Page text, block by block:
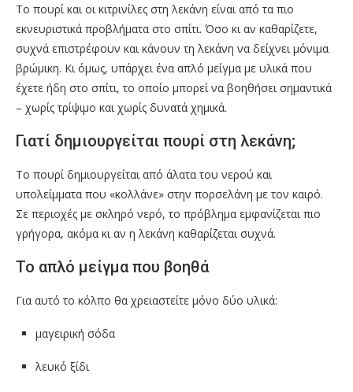
Το πουρί και οι κιτρινίλες στη λεκάνη είναι από τα πιο
εκνευριστικά προβλήματα στο σπίτι. Όσο κι αν καθαρίζετε,
συχνά επιστρέφουν και κάνουν τη λεκάνη να δείχνει μόνιμα
βρώμικη. Κι όμως, υπάρχει ένα απλό μείγμα με υλικά που
έχετε ήδη στο σπίτι, το οποίο μπορεί να βοηθήσει σημαντικά
– χωρίς τρίψιμο και χωρίς δυνατά χημικά.
Γιατί δημιουργείται πουρί στη λεκάνη;
Το πουρί δημιουργείται από άλατα του νερού και
υπολείμματα που «κολλάνε» στην πορσελάνη με τον καιρό.
Σε περιοχές με σκληρό νερό, το πρόβλημα εμφανίζεται πιο
γρήγορα, ακόμα κι αν η λεκάνη καθαρίζεται συχνά.
Το απλό μείγμα που βοηθά
Για αυτό το κόλπο θα χρειαστείτε μόνο δύο υλικά:
μαγειρική σόδα
λευκό ξίδι